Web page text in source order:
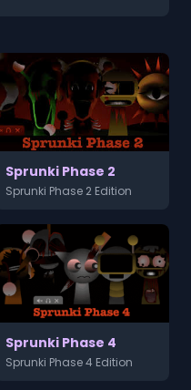
Sprunki Phase 2
Sprunki Phase 2 Edition
Sprunki Phase 4
Sprunki Phase 4 Edition